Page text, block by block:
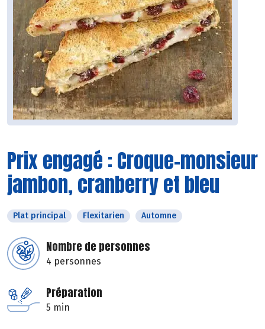
Prix engagé : Croque-monsieur
jambon, cranberry et bleu
Plat principal Flexitarien Automne
Nombre de personnes
4 personnes
Préparation
5 min